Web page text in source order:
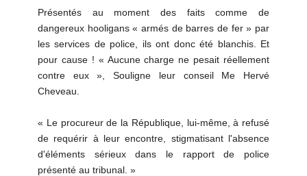
Présentés au moment des faits comme de
dangereux hooligans « armés de barres de fer » par
les services de police, ils ont donc été blanchis. Et
pour cause ! « Aucune charge ne pesait réellement
contre eux », Souligne leur conseil Me Hervé
Cheveau.
« Le procureur de la République, lui-même, à refusé
de requérir à leur encontre, stigmatisant l'absence
d'éléments sérieux dans le rapport de police
présenté au tribunal. »